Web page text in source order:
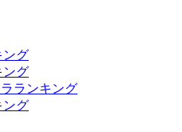
ング
ング
ランキング
ング